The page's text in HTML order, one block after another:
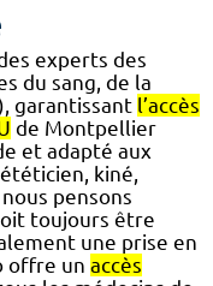
experts des
du sang, de la
garantissant l’accès
de Montpellier
et adapté aux
kiné,
pensons
toujours être
une prise en
offre un accès